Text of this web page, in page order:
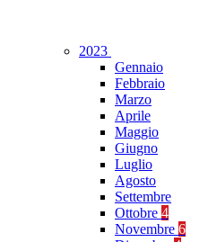
2023
Gennaio
Febbraio
Marzo
Aprile
Maggio
Giugno
Luglio
Agosto
Settembre
Ottobre 4
Novembre 6